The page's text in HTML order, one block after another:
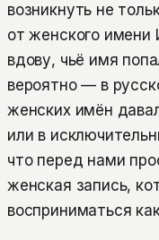
возникнуть не
от женского имени
вдову, чьё имя
вероятно — в
женских имён
или в
что перед нами
женская запись,
восприниматься